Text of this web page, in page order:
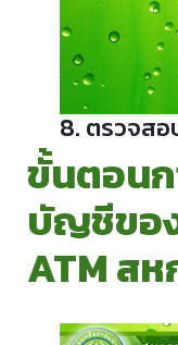
8. ตรวจสอ
ขั้นตอนก
บัญชีขอ
ATM ส